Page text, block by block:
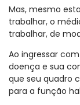
Mas, mesmo
trabalhar, o
trabalhar, de
Ao ingressar
doença e sua
que seu quadro
para a função